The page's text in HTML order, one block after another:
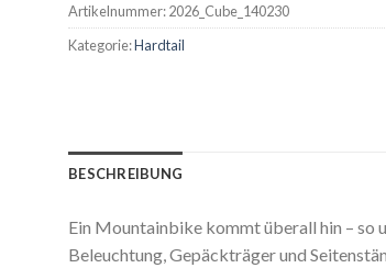
Artikelnummer:2026_Cube_140230
Kategorie:Hardtail
BESCHREIBUNG
Ein Mountainbike kommt überall hin – so
Beleuchtung, Gepäckträger und